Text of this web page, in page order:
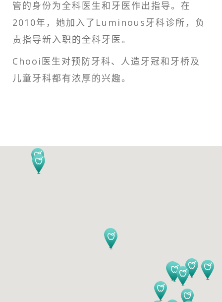
管的身份为全科医生和牙医作出指导。在
2010年，她加入了Luminous牙科诊所，负
责指导新入职的全科牙医。
Chooi医生对预防牙科、人造牙冠和牙桥及
儿童牙科都有浓厚的兴趣。